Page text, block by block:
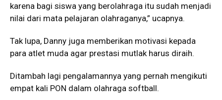
karena bagi siswa yang berolahraga itu sudah menjadi
nilai dari mata pelajaran olahraganya,” ucapnya.
Tak lupa, Danny juga memberikan motivasi kepada
para atlet muda agar prestasi mutlak harus diraih.
Ditambah lagi pengalamannya yang pernah mengikuti
empat kali PON dalam olahraga softball.